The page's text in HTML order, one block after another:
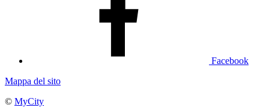
Facebook
Mappa del sito
© MyCity